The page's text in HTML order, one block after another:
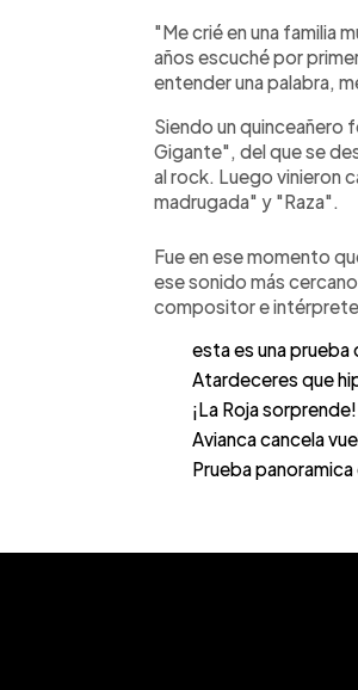
"Me crié en una familia
años escuché por
entender una palabra,
Siendo un quinceañero
Gigante", del que se
al rock. Luego vinieron
madrugada" y "Raza".
Fue en ese momento
ese sonido más
compositor e
esta es una
Atardeceres que
¡La Roja
Avianca cancela
Prueba